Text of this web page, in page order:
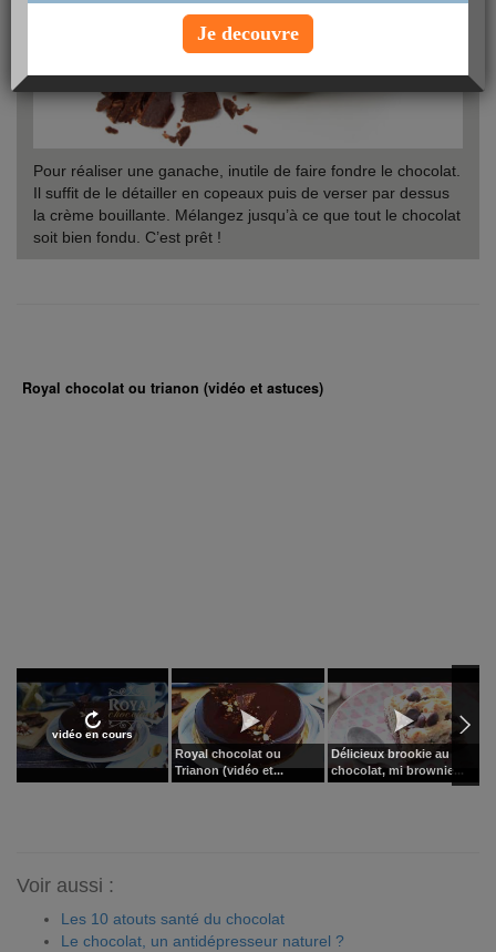
Pour réaliser une ganache, inutile de faire fondre le chocolat.
Il suffit de le détailler en copeaux puis de verser par dessus
la crème bouillante. Mélangez jusqu’à ce que tout le chocolat
soit bien fondu. C’est prêt !
Royal chocolat ou trianon (vidéo et astuces)
vidéo en cours
Royal chocolat ou
Trianon (vidéo et...
Délicieux brookie au
chocolat, mi brownie...
Voir aussi :
Les 10 atouts santé du chocolat
Le chocolat, un antidépresseur naturel ?
Je decouvre